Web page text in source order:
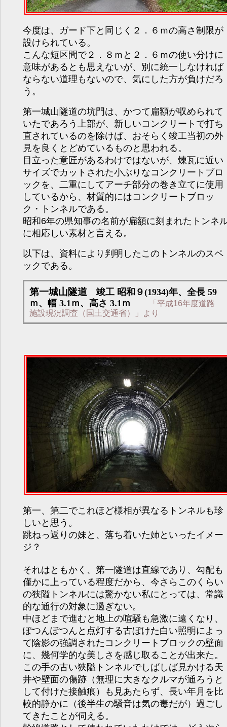
今度は、ガード下と同じく２．６ｍの高さ制限が
設けられている。
こんな短区間で２．８ｍと２．６ｍの使い分けに
意味があるとも思えないが、別に統一しなければ
ならない道理もないので、気にした方が負けだろ
う。
第一城山隧道の坑門は、かつて扁額が収められて
いたであろう上部が、新しいコンクリートで打ち
直されているのを除けば、おそらく竣工当初の外
見を良くとどめているものと思われる。
目立った意匠があるわけではないが、煉瓦に近い
サイズでカットされた小ぶりなコンクリートブロ
ックを、二重にしてアーチ部分の巻き立てに使用
しているから、材質的にはコンクリートブロッ
ク・トンネルである。
昭和6年の県知事の名前が扁額に刻まれたトンネ
に相応しい素材と言える。
以下は、資料により判明したこのトンネルのスペ
ックである。
第一城山隧道竣工 昭和９(1934)年、全長 59
ｍ、幅 3.1ｍ、高さ 3.1ｍ
「平成16年度道路
施設現況調査（国土交通省）」より
第一、第二でこれほど様相が異なるトンネルも珍
しいと思う。
跳ねっ返りの妹と、落ち着いた姉といったイメー
ジ？
それはともかく、第一隧道は直線であり、勾配も
僅かに上っている程度だから、今さらこのくらい
の狭隘トンネルには驚かない私にとっては、常識
的な通行の対象に過ぎない。
中ほどまで進むと地上の喧騒も急激に遠くなり、
ぽつんぽつんと点灯する古ぼけた白い照明によっ
て陰影の強調されたコンクリートブロックの壁面
に、幾何学的な美しさを感じ取ることが出来た。
この手の古い狭隘トンネルでしばしば見かける天
井や壁面の傷跡（無理に大きなクルマが通ろうと
して付けた接触痕）も見あたらず、長い年月を比
較的静かに（後半生の騒音は気の毒だが）過ごし
てきたことが伺える。